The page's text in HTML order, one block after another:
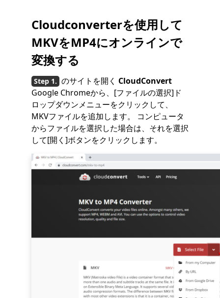
Cloudconverterを使用して
MKVをMP4にオンラインで
変換する
のサイトを開く CloudConvert
Google Chromeから、[ファイルの選択]ド
ロップダウンメニューをクリックして、
MKVファイルを追加します。 コンピュータ
からファイルを選択した場合は、それを選択
して[開く]ボタンをクリックします。